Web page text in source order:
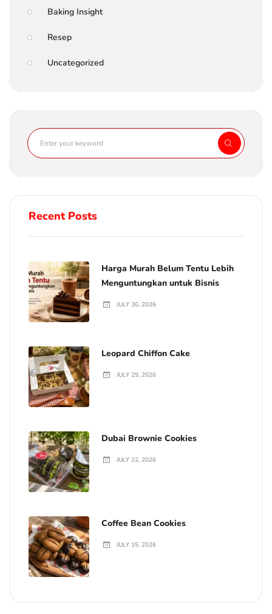
Baking Insight
Resep
Uncategorized
Recent Posts
Harga Murah Belum Tentu Lebih
Menguntungkan untuk Bisnis
JULY 30, 2026
Leopard Chiffon Cake
JULY 29, 2026
Dubai Brownie Cookies
JULY 22, 2026
Coffee Bean Cookies
JULY 15, 2026